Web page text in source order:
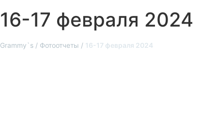
16-17 февраля 2024
Grammy`s / Фотоотчеты / 16-17 февраля 2024